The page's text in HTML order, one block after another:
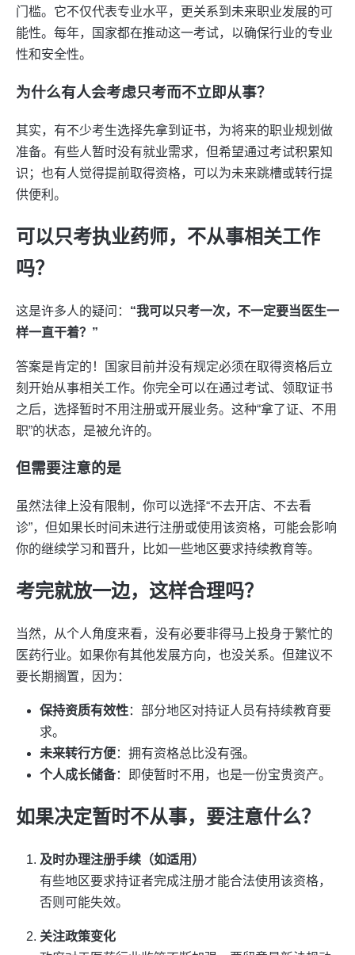
门槛。它不仅代表专业水平，更关系到未来职业发展的可
能性。每年，国家都在推动这一考试，以确保行业的专业
性和安全性。
为什么有人会考虑只考而不立即从事？
其实，有不少考生选择先拿到证书，为将来的职业规划做
准备。有些人暂时没有就业需求，但希望通过考试积累知
识；也有人觉得提前取得资格，可以为未来跳槽或转行提
供便利。
可以只考执业药师，不从事相关工作
吗？
这是许多人的疑问： “我可以只考一次，不一定要当医生一
样一直干着？”
答案是肯定的！国家目前并没有规定必须在取得资格后立
刻开始从事相关工作。你完全可以在通过考试、领取证书
之后，选择暂时不用注册或开展业务。这种“拿了证、不用
职”的状态，是被允许的。
但需要注意的是
虽然法律上没有限制，你可以选择“不去开店、不去看
诊”，但如果长时间未进行注册或使用该资格，可能会影响
你的继续学习和晋升，比如一些地区要求持续教育等。
考完就放一边，这样合理吗？
当然，从个人角度来看，没有必要非得马上投身于繁忙的
医药行业。如果你有其他发展方向，也没关系。但建议不
要长期搁置，因为：
保持资质有效性：部分地区对持证人员有持续教育要
求。
未来转行方便：拥有资格总比没有强。
个人成长储备：即使暂时不用，也是一份宝贵资产。
如果决定暂时不从事，要注意什么？
及时办理注册手续（如适用）
有些地区要求持证者完成注册才能合法使用该资格，
否则可能失效。
关注政策变化